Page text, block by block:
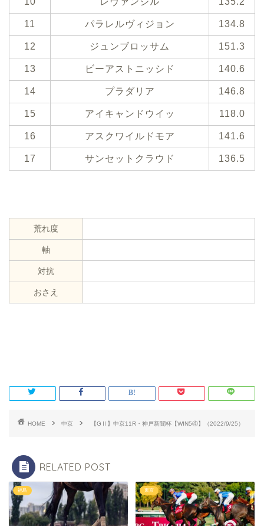
11 パラレルヴィジョン 134.8
12 ジュンブロッサム 151.3
13 ビーアストニッシド 140.6
14 プラダリア 146.8
15 アイキャンドウイッ 118.0
16 アスクワイルドモア 141.6
17 サンセットクラウド 136.5
荒れ度
軸
対抗
おさえ
HOME 中京 【GⅡ】中京11R・神戸新聞杯【WIN5④】（2022/9/25）
RELATED POST
福島 東京